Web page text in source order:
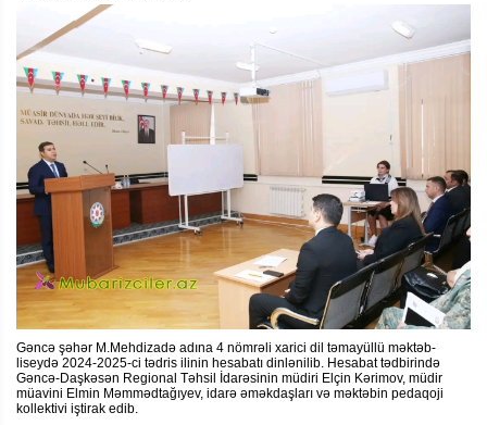
Gəncə şəhər M.Mehdizadə adına 4 nömrəli xarici dil təmayüllü məktəb-
liseydə 2024-2025-ci tədris ilinin hesabatı dinlənilib. Hesabat tədbirində
Gəncə-Daşkəsən Regional Təhsil İdarəsinin müdiri Elçin Kərimov, müdir
müavini Elmin Məmmədtağıyev, idarə əməkdaşları və məktəbin pedaqoji
kollektivi iştirak edib.